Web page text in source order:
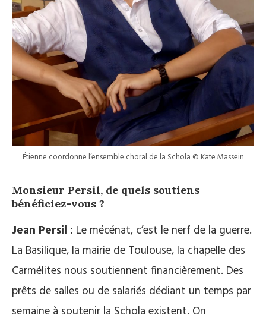
Étienne coordonne l’ensemble choral de la Schola © Kate Massein
Monsieur Persil, de quels soutiens
bénéficiez-vous ?
Jean Persil : Le mécénat, c’est le nerf de la guerre.
La Basilique, la mairie de Toulouse, la chapelle des
Carmélites nous soutiennent financièrement. Des
prêts de salles ou de salariés dédiant un temps par
semaine à soutenir la Schola existent. On